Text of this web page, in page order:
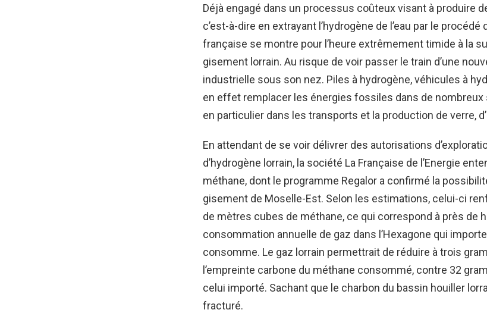
Déjà engagé dans un processus coûteux visant à produire
c’est-à-dire en extrayant l’hydrogène de l’eau par le procédé
française se montre pour l’heure extrêmement timide à la
gisement lorrain. Au risque de voir passer le train d’une
industrielle sous son nez. Piles à hydrogène, véhicules à
en effet remplacer les énergies fossiles dans de
en particulier dans les transports et la production de verre,
En attendant de se voir délivrer des autorisations
d’hydrogène lorrain, la société La Française de l’Energie
méthane, dont le programme Regalor a confirmé la
gisement de Moselle-Est. Selon les estimations, celui-ci
de mètres cubes de méthane, ce qui correspond à près de
consommation annuelle de gaz dans l’Hexagone qui importe
consomme. Le gaz lorrain permettrait de réduire à trois
l’empreinte carbone du méthane consommé, contre 32
celui importé. Sachant que le charbon du bassin houiller
fracturé.